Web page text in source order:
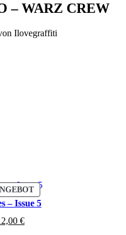
– WARZ CREW
Ilovegraffiti
PRODUKT
IM
ANGEBOT
– Issue 5
€Aktueller